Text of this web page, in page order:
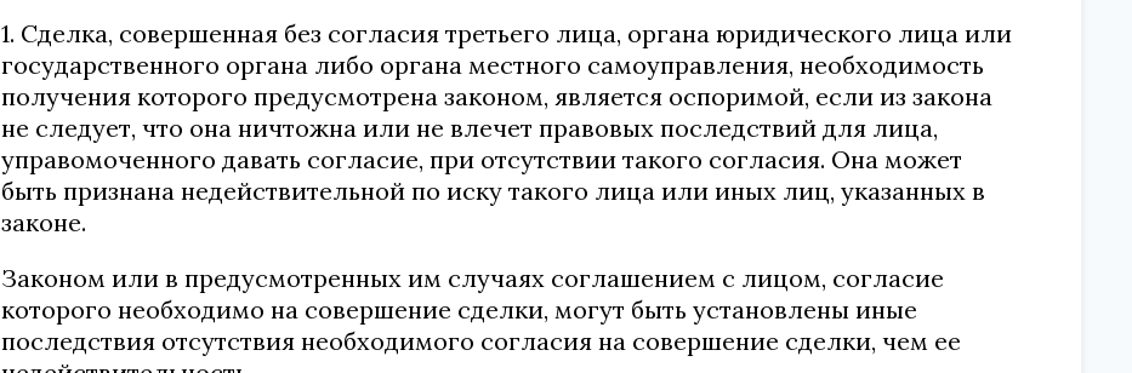
1. Сделка, совершенная без согласия третьего лица, органа юридического лица или
государственного органа либо органа местного самоуправления, необходимость
получения которого предусмотрена законом, является оспоримой, если из закона
не следует, что она ничтожна или не влечет правовых последствий для лица,
управомоченного давать согласие, при отсутствии такого согласия. Она может
быть признана недействительной по иску такого лица или иных лиц, указанных в
законе.
Законом или в предусмотренных им случаях соглашением с лицом, согласие
которого необходимо на совершение сделки, могут быть установлены иные
последствия отсутствия необходимого согласия на совершение сделки, чем ее